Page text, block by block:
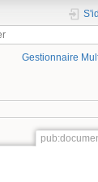
Gestionnaire